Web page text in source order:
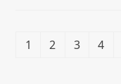
Seite
1 Seite
2 Seite
3 4